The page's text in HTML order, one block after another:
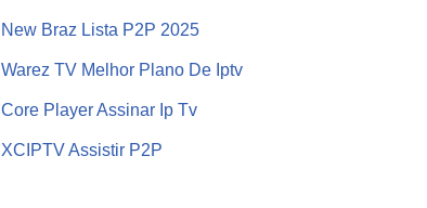
New Braz Lista P2P 2025
Warez TV Melhor Plano De Iptv
Core Player Assinar Ip Tv
XCIPTV Assistir P2P